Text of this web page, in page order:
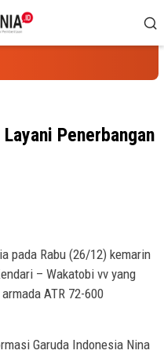
Penerbangan
pada Rabu (26/12) kemarin
– Wakatobi vv yang
ATR 72-600
Garuda Indonesia Nina